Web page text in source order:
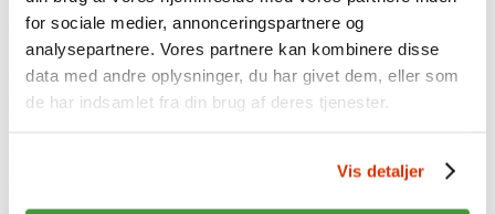
for sociale medier, annonceringspartnere og
analysepartnere. Vores partnere kan kombinere disse
data med andre oplysninger, du har givet dem, eller som
de har indsamlet fra din brug af deres tjenester.
Vis detaljer
Pensions årsrapport for 2022, der netop er offentliggjort.
”Det har været et specielt og på mange måder ekstremt år. På
finansmarkederne har det været meget usædvanligt, at både
aktiemarkederne og obligationerne faldt markant på samme tid. Jeg
investeringer i energiinfrastruktur. Samtidig har året bl.a. været
karakteriseret ved stigende medlemstal, høje indbetalinger og